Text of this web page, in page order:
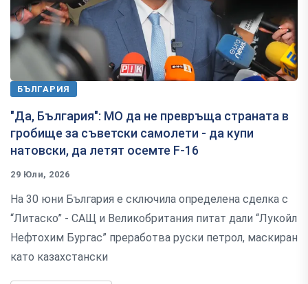
БЪЛГАРИЯ
"Да, България": МО да не превръща страната в
гробище за съветски самолети - да купи
натовски, да летят осемте F-16
29 Юли, 2026
На 30 юни България е сключила определена сделка с
“Литаско” - САЩ и Великобритания питат дали “Лукойл
Нефтохим Бургас” преработва руски петрол, маскиран
като казахстански